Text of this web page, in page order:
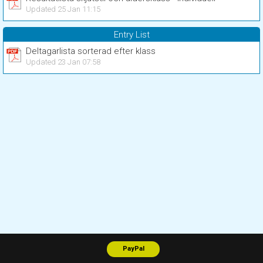
Updated 25 Jan 11:15
Entry List
Deltagarlista sorterad efter klass
Updated 23 Jan 07:58
PayPal